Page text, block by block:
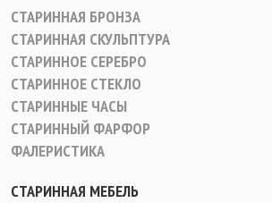
СТАРИННАЯ БРОНЗА
СТАРИННАЯ СКУЛЬПТУРА
СТАРИННОЕ СЕРЕБРО
СТАРИННОЕ СТЕКЛО
СТАРИННЫЕ ЧАСЫ
СТАРИННЫЙ ФАРФОР
ФАЛЕРИСТИКА
СТАРИННАЯ МЕБЕЛЬ